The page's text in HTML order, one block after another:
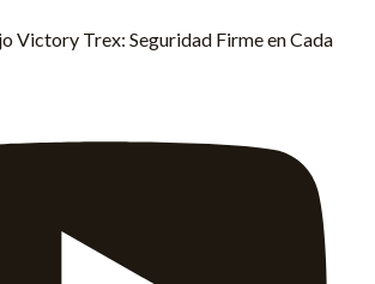
Victory Trex: Seguridad Firme en Cada